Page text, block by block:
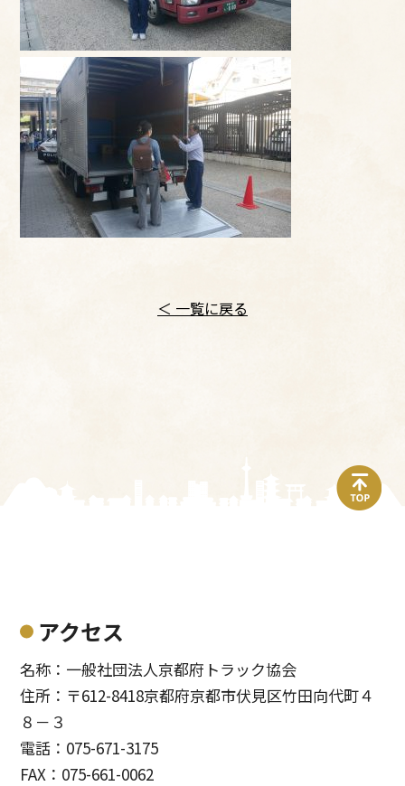
＜ 一覧に戻る
top
アクセス
名称：一般社団法人京都府トラック協会
住所：〒612-8418京都府京都市伏見区竹田向代町４
８－３
電話：075-671-3175
FAX：075-661-0062